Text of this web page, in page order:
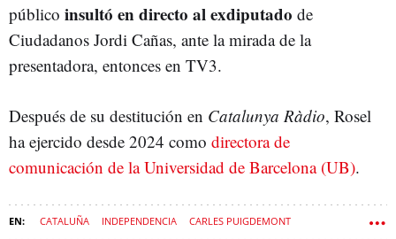
público insultó en directo al exdiputado de
Ciudadanos Jordi Cañas, ante la mirada de la
presentadora, entonces en TV3.
Después de su destitución en Catalunya Ràdio, Rosel
ha ejercido desde 2024 como directora de
comunicación de la Universidad de Barcelona (UB).
CATALUÑA INDEPENDENCIA CARLES PUIGDEMONT